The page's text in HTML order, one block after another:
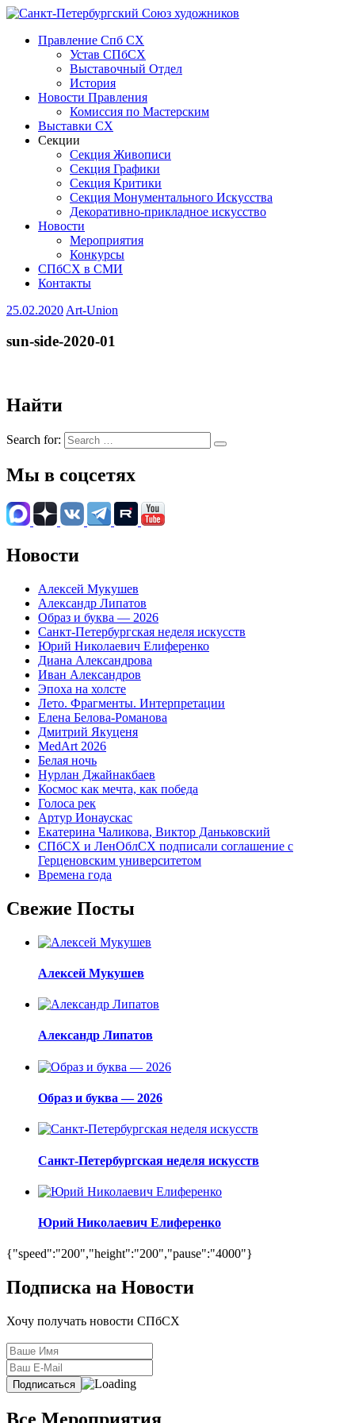
Правление Спб СХ
Устав СПбСХ
Выставочный Отдел
История
Новости Правления
Комиссия по Мастерским
Выставки СХ
Секции
Секция Живописи
Секция Графики
Секция Критики
Секция Монументального Искусства
Декоративно-прикладное искусство
Новости
Мероприятия
Конкурсы
СПбСХ в СМИ
Контакты
25.02.2020 Art-Union
sun-side-2020-01
Найти
Search for:
Мы в соцсетях
Новости
Алексей Мукушев
Александр Липатов
Образ и буква — 2026
Санкт-Петербургская неделя искусств
Юрий Николаевич Елиференко
Диана Александрова
Иван Александров
Эпоха на холсте
Лето. Фрагменты. Интерпретации
Елена Белова-Романова
Дмитрий Якуценя
MedArt 2026
Белая ночь
Нурлан Джайнакбаев
Космос как мечта, как победа
Голоса рек
Артур Ионаускас
Екатерина Чаликова, Виктор Даньковский
СПбСХ и ЛенОблСХ подписали соглашение с
Герценовским университетом
Времена года
Свежие Посты
Алексей Мукушев
Александр Липатов
Образ и буква — 2026
Санкт-Петербургская неделя искусств
Юрий Николаевич Елиференко
{"speed":"200","height":"200","pause":"4000"}
Подписка на Новости
Хочу получать новости СПбСХ